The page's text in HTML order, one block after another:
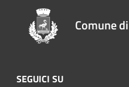
Comune
SEGUICI SU